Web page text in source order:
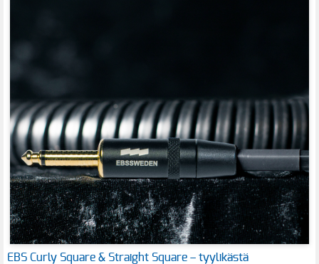
EBS Curly Square & Straight Square – tyylikästä